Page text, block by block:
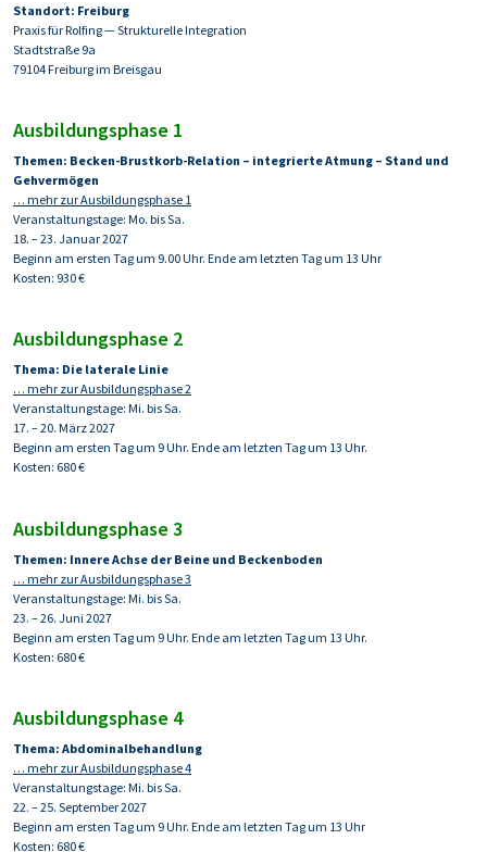
Standort: Freiburg
Praxis für Rolfing — Strukturelle Integration
Stadtstraße 9a
79104 Freiburg im Breisgau
Ausbildungsphase 1
Themen: Becken-Brustkorb-Relation – integrierte Atmung – Stand und
Gehvermögen
… mehr zur Ausbildungsphase 1
Veranstaltungstage: Mo. bis Sa.
18. – 23. Januar 2027
Beginn am ersten Tag um 9.00 Uhr. Ende am letzten Tag um 13 Uhr
Kosten: 930 €
Ausbildungsphase 2
Thema: Die laterale Linie
… mehr zur Ausbildungsphase 2
Veranstaltungstage: Mi. bis Sa.
17. – 20. März 2027
Beginn am ersten Tag um 9 Uhr. Ende am letzten Tag um 13 Uhr.
Kosten: 680 €
Ausbildungsphase 3
Themen: Innere Achse der Beine und Beckenboden
… mehr zur Ausbildungsphase 3
Veranstaltungstage: Mi. bis Sa.
23. – 26. Juni 2027
Beginn am ersten Tag um 9 Uhr. Ende am letzten Tag um 13 Uhr.
Kosten: 680 €
Ausbildungsphase 4
Thema: Abdominalbehandlung
… mehr zur Ausbildungsphase 4
Veranstaltungstage: Mi. bis Sa.
22. – 25. September 2027
Beginn am ersten Tag um 9 Uhr. Ende am letzten Tag um 13 Uhr
Kosten: 680 €